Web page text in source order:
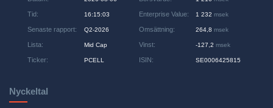
Tid: 16:15:03
Senaste rapport: Q2-2026
Lista: Mid Cap
Ticker: PCELL
Enterprise Value: 1 232 msek
Omsättning: 264,8 msek
Vinst: -127,2 msek
ISIN: SE0006425815
Nyckeltal